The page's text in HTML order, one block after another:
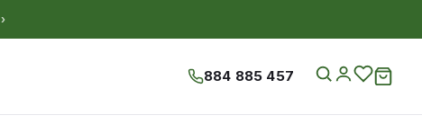
›
884 885 457